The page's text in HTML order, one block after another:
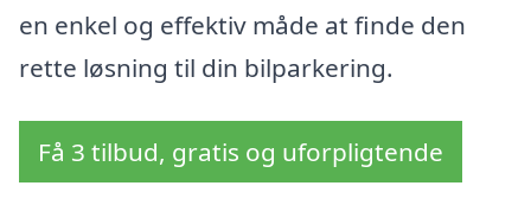
en enkel og effektiv måde at finde den
rette løsning til din bilparkering.
Få 3 tilbud, gratis og uforpligtende